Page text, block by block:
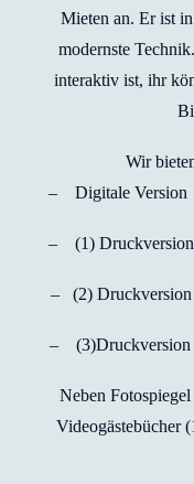
Mieten an. Er ist
modernste
interaktiv ist, ihr
Wir
– Digitale
– (1)
– (2)
–
Neben
Videogästebücher